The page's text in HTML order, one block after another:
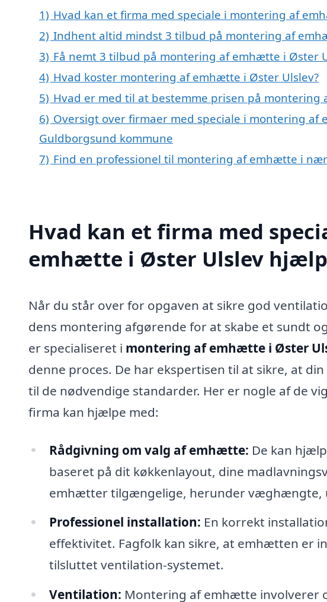
1) Hvad kan et firma med speciale i montering af
2) Indhent altid mindst 3 tilbud på montering af
3) Få nemt 3 tilbud på montering af emhætte i Øster
4) Hvad koster montering af emhætte i Øster Ulslev?
5) Hvad er med til at bestemme prisen på
6) Oversigt over firmaer med speciale i montering
Guldborgsund kommune
7) Find en professionel til montering af emhætte i
Hvad kan et firma med
emhætte i Øster Ulslev
Når du står over for opgaven at sikre god
dens montering afgørende for at skabe et sundt
er specialiseret i montering af emhætte i Øster
denne proces. De har ekspertisen til at sikre, at
til de nødvendige standarder. Her er nogle af de
firma kan hjælpe med:
Rådgivning om valg af emhætte: De kan
baseret på dit køkkenlayout, dine
emhætter tilgængelige, herunder væghængte,
Professionel installation: En korrekt
effektivitet. Fagfolk kan sikre, at emhætten er
tilsluttet ventilation-systemet.
Ventilation: Montering af emhætte involverer